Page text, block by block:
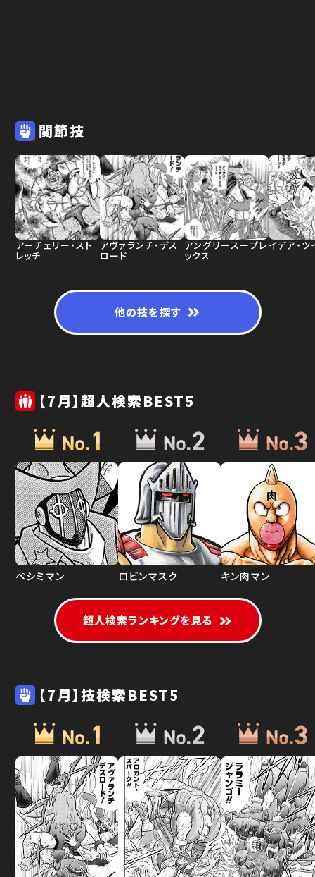
関節技
アーチェリー・スト
レッチ
アヴァランチ・デス
ロード
アングリースープレ
ックス
イデア・
他の技を探す
【7月】超人検索BEST5
ペシミマン ロビンマスク キン肉マン
超人検索ランキングを見る
【7月】技検索BEST5